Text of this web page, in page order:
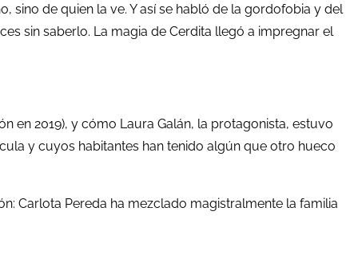
sino de quien la ve. Y así se habló de la gordofobia y del
sin saberlo. La magia de Cerdita llegó a impregnar el
en 2019), y cómo Laura Galán, la protagonista, estuvo
y cuyos habitantes han tenido algún que otro hueco
Carlota Pereda ha mezclado magistralmente la familia